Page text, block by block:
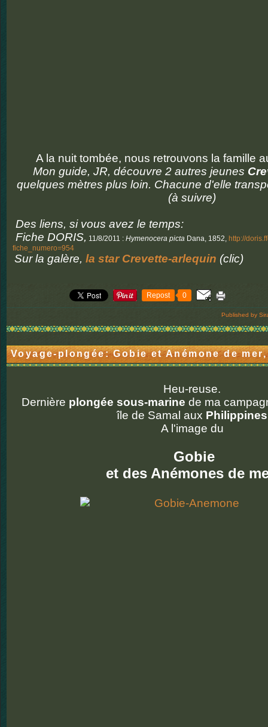
A la nuit tombée, nous retrouvons la famille
Mon guide, JR, découvre 2 autres jeunes
quelques mètres plus loin. Chacune d'elle
(à suivre)
Des liens, si vous avez le temps:
Fiche DORIS, 11/8/2011 : Hymenocera picta Dana, 1852, http://
fiche_numero=954
Sur la galère, la star Crevette-arlequin (clic)
Repost 0
Published by
Voyage-plongée: Gobie et Anémone de
Heu-reuse.
Dernière plongée sous-marine de ma
île de Samal aux Philippines
A l'image du
Gobie
et des Anémones de